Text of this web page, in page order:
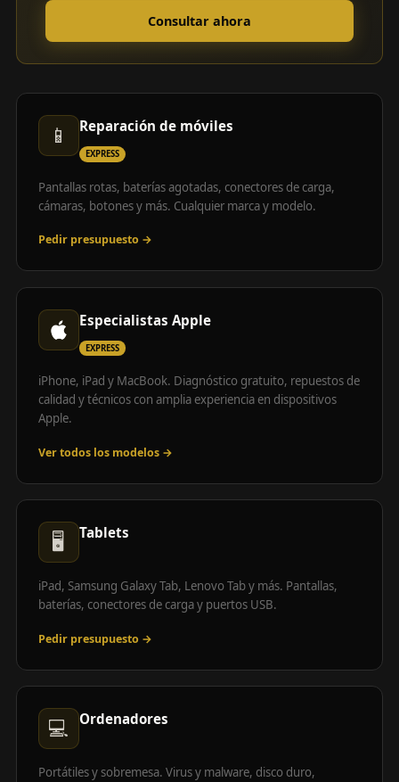
Consultar ahora
📱 Reparación de móviles
EXPRESS
Pantallas rotas, baterías agotadas, conectores de carga,
cámaras, botones y más. Cualquier marca y modelo.
Pedir presupuesto →
Especialistas Apple
EXPRESS
iPhone, iPad y MacBook. Diagnóstico gratuito, repuestos de
calidad y técnicos con amplia experiencia en dispositivos
Apple.
Ver todos los modelos →
🖥️ Tablets
iPad, Samsung Galaxy Tab, Lenovo Tab y más. Pantallas,
baterías, conectores de carga y puertos USB.
Pedir presupuesto →
💻 Ordenadores
Portátiles y sobremesa. Virus y malware, disco duro,